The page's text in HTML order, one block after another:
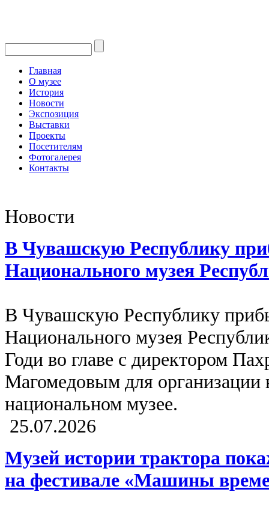
Главная
О музее
История
Новости
Экспозиция
Выставки
Проекты
Посетителям
Фотогалерея
Контакты
Новости
В Чувашскую Республику
Национального музея
В Чувашскую Республику
Национального музея
Годи во главе с директором
Магомедовым для
национальном музее.
25.07.2026
Музей истории трактора
на фестивале «Машины